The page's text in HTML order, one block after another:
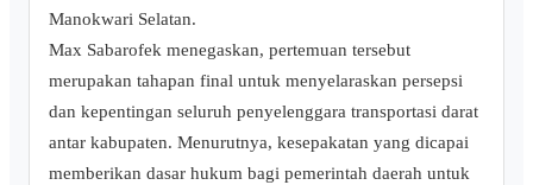
Manokwari Selatan.
Max Sabarofek menegaskan, pertemuan tersebut
merupakan tahapan final untuk menyelaraskan persepsi
dan kepentingan seluruh penyelenggara transportasi darat
antar kabupaten. Menurutnya, kesepakatan yang dicapai
memberikan dasar hukum bagi pemerintah daerah untuk